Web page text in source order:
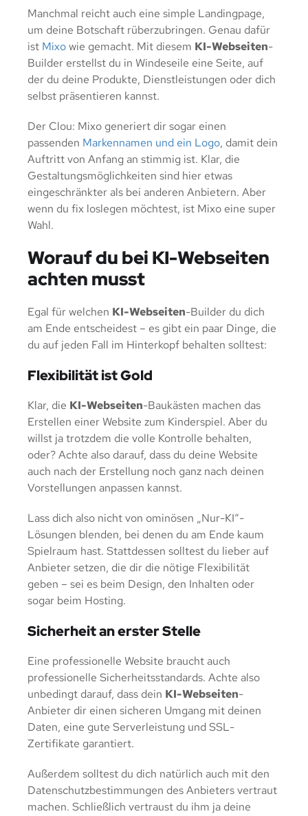
Manchmal reicht auch eine simple Landingpage,
um deine Botschaft rüberzubringen. Genau dafür
ist Mixowie gemacht. Mit diesem KI-Webseiten-
Builder erstellst du in Windeseile eine Seite, auf
der du deine Produkte, Dienstleistungen oder dich
selbst präsentieren kannst.
Der Clou: Mixo generiert dir sogar einen
passenden Markennamen und ein Logo, damit dein
Auftritt von Anfang an stimmig ist. Klar, die
Gestaltungsmöglichkeiten sind hier etwas
eingeschränkter als bei anderen Anbietern. Aber
wenn du fix loslegen möchtest, ist Mixo eine super
Wahl.
Worauf du bei KI-Webseiten
achten musst
Egal für welchen KI-Webseiten-Builder du dich
am Ende entscheidest – es gibt ein paar Dinge, die
du auf jeden Fall im Hinterkopf behalten solltest:
Flexibilität ist Gold
Klar, die KI-Webseiten-Baukästen machen das
Erstellen einer Website zum Kinderspiel. Aber du
willst ja trotzdem die volle Kontrolle behalten,
oder? Achte also darauf, dass du deine Website
auch nach der Erstellung noch ganz nach deinen
Vorstellungen anpassen kannst.
Lass dich also nicht von ominösen „Nur-KI“-
Lösungen blenden, bei denen du am Ende kaum
Spielraum hast. Stattdessen solltest du lieber auf
Anbieter setzen, die dir die nötige Flexibilität
geben – sei es beim Design, den Inhalten oder
sogar beim Hosting.
Sicherheit an erster Stelle
Eine professionelle Website braucht auch
professionelle Sicherheitsstandards. Achte also
unbedingt darauf, dass dein KI-Webseiten-
Anbieter dir einen sicheren Umgang mit deinen
Daten, eine gute Serverleistung und SSL-
Zertifikate garantiert.
Außerdem solltest du dich natürlich auch mit den
Datenschutzbestimmungen des Anbieters vertraut
machen. Schließlich vertraust du ihm ja deine